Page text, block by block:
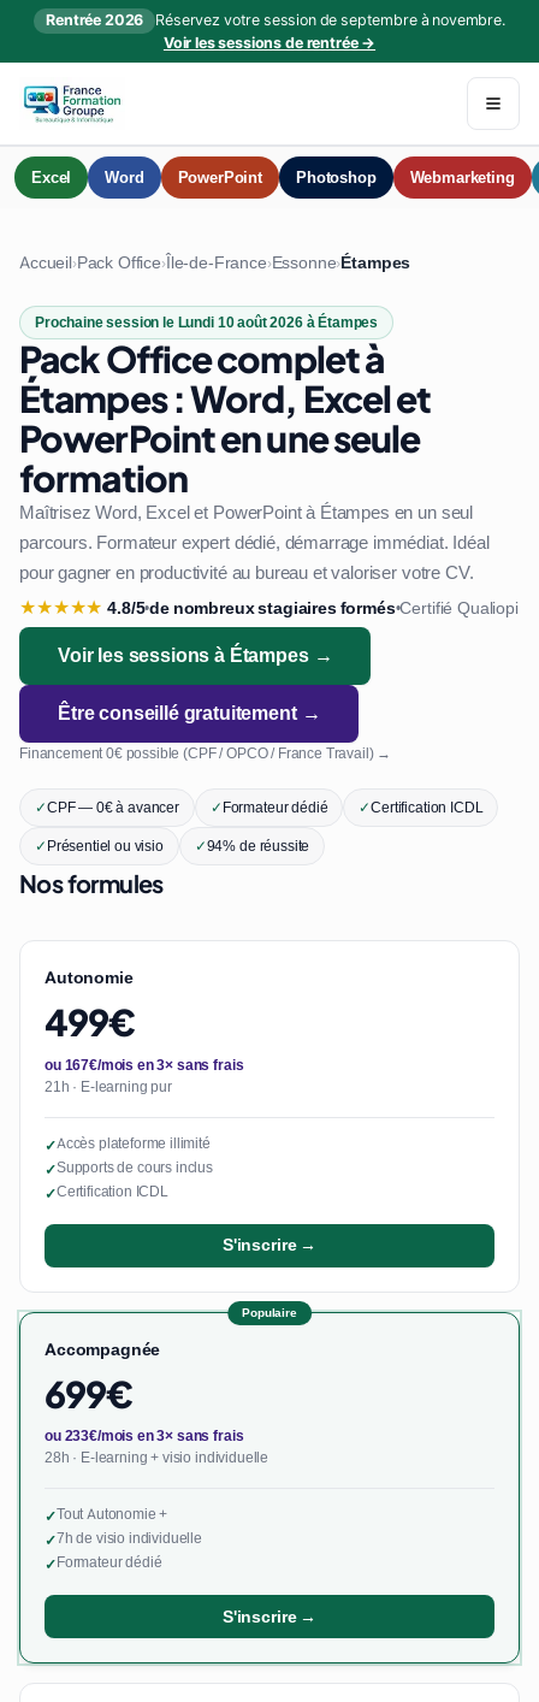
Rentrée 2026
Réservez votre session de septembre à novembre.
Voir les sessions de rentrée →
Excel Word PowerPoint Photoshop Webmarketing
Accueil›Pack Office›Île-de-France›Essonne›Étampes
Prochaine session le Lundi 10 août 2026 à Étampes
Pack Office complet à
Étampes : Word, Excel et
PowerPoint en une seule
formation
Maîtrisez Word, Excel et PowerPoint à Étampes en un seul
parcours. Formateur expert dédié, démarrage immédiat. Idéal
pour gagner en productivité au bureau et valoriser votre CV.
★★★★★ 4.8/5•de nombreux stagiaires formés•Certifié Qualiopi
Voir les sessions à Étampes →
Être conseillé gratuitement →
Financement 0€ possible (CPF / OPCO / France Travail) →
✓CPF — 0€ à avancer ✓Formateur dédié ✓Certification ICDL
✓Présentiel ou visio ✓94% de réussite
Nos formules
Autonomie
499€
ou 167€/mois en 3× sans frais
21h · E-learning pur
✓Accès plateforme illimité
✓Supports de cours inclus
✓Certification ICDL
S'inscrire →
Populaire
Accompagnée
699€
ou 233€/mois en 3× sans frais
28h · E-learning + visio individuelle
✓Tout Autonomie +
✓7h de visio individuelle
✓Formateur dédié
S'inscrire →